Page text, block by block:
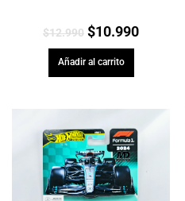
$12.990 $10.990
Añadir al carrito